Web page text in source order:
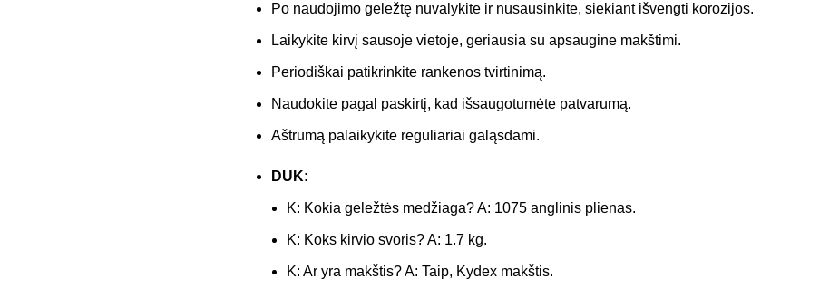
Po naudojimo geležtę nuvalykite ir nusausinkite, siekiant išvengti korozijos.
Laikykite kirvį sausoje vietoje, geriausia su apsaugine makštimi.
Periodiškai patikrinkite rankenos tvirtinimą.
Naudokite pagal paskirtį, kad išsaugotumėte patvarumą.
Aštrumą palaikykite reguliariai galąsdami.
DUK:
K: Kokia geležtės medžiaga? A: 1075 anglinis plienas.
K: Koks kirvio svoris? A: 1.7 kg.
K: Ar yra makštis? A: Taip, Kydex makštis.